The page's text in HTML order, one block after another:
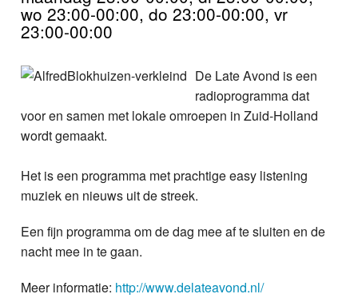
Nieuws
Webcam
Info
wo 23:00-00:00, do 23:00-00:00, vr
23:00-00:00
De Late Avond is een
radioprogramma dat
voor en samen met lokale omroepen in Zuid-Holland
wordt gemaakt.
Het is een programma met prachtige easy listening
muziek en nieuws uit de streek.
Een fijn programma om de dag mee af te sluiten en de
nacht mee in te gaan.
Meer informatie: http://www.delateavond.nl/